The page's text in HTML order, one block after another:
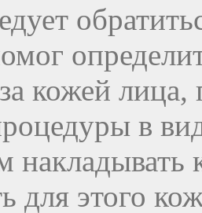
кожей лица,
в
накладывать
для этого